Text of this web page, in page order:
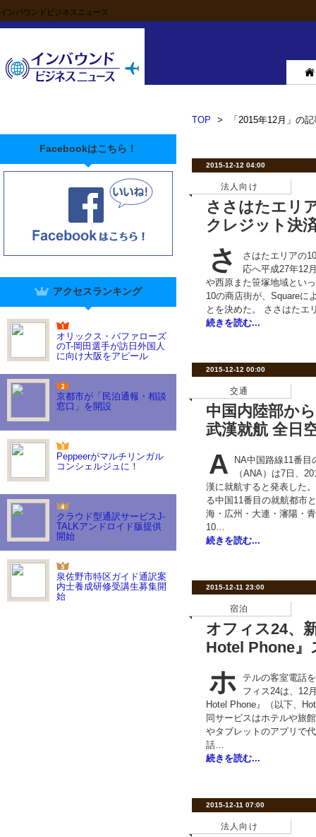
インバウンドビジネスニュース
Facebookはこちら！
アクセスランキング
オリックス・バファローズ
のT-岡田選手が訪日外国人
に向け大阪をアピール
京都市が「民泊通報・相談
窓口」を開設
Peppeerがマルチリンガル
コンシェルジュに！
クラウド型通訳サービスJ-
TALKアンドロイド版提供
開始
泉佐野市特区ガイド通訳案
内士養成研修受講生募集開
始
TOP > 「2015年12月」の
2015-12-12 04:00
法人向け
ささはたエリ
クレジット決
さ
さはたエリアの
応へ平成27年12
や西原また笹塚地域とい
10の商店街が、Squareに
とを決めた。 ささはた
続きを読む...
2015-12-12 00:00
交通
中国内陸部か
武漢就航 全日
A
NA中国路線11番
（ANA）は7日、
漢に就航すると発表した
る中国11番目の就航都市
海・広州・大連・瀋陽・
10…
続きを読む...
2015-12-11 23:00
宿泊
オフィス24、
Hotel Phone』
ホ
テルの客室電話
フィス24は、12
Hotel Phone』（以下、
同サービスはホテルや旅
やタブレットのアプリで
話…
続きを読む...
2015-12-11 07:00
法人向け